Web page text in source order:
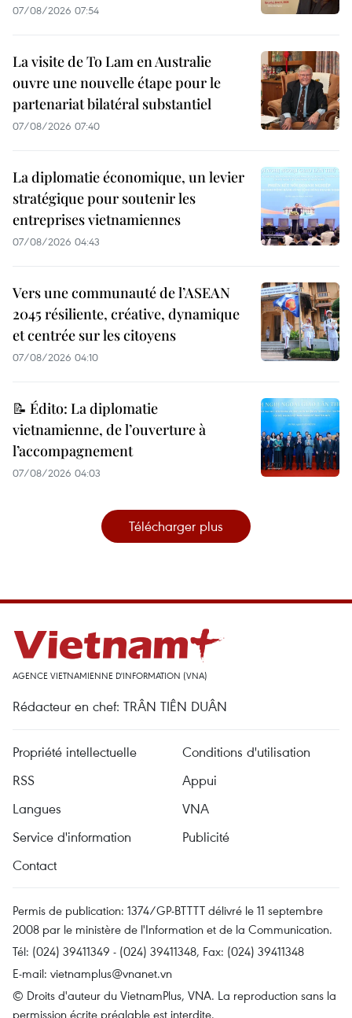
07/08/2026 07:54
La visite de To Lam en Australie
ouvre une nouvelle étape pour le
partenariat bilatéral substantiel
07/08/2026 07:40
La diplomatie économique, un levier
stratégique pour soutenir les
entreprises vietnamiennes
07/08/2026 04:43
Vers une communauté de l’ASEAN
2045 résiliente, créative, dynamique
et centrée sur les citoyens
07/08/2026 04:10
📝 Édito: La diplomatie
vietnamienne, de l’ouverture à
l’accompagnement
07/08/2026 04:03
Télécharger plus
AGENCE VIETNAMIENNE D'INFORMATION (VNA)
Rédacteur en chef: TRÂN TIÊN DUÂN
Propriété intellectuelle
Conditions d'utilisation
RSS
Appui
Langues
VNA
Service d'information
Publicité
Contact
Permis de publication: 1374/GP-BTTTT délivré le 11 septembre
2008 par le ministère de l'Information et de la Communication.
Tél: (024) 39411349 - (024) 39411348, Fax: (024) 39411348
E-mail: vietnamplus@vnanet.vn
© Droits d'auteur du VietnamPlus, VNA. La reproduction sans la
permission écrite préalable est interdite.